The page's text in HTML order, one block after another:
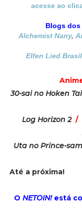
acesse ao
Blogs
Alchemist Nany,
Elfen Lied Brasil
30-sai no Hoken
Log Horizon 2 /
Uta no Prince-
Até a próxima!
ONETOIN!está